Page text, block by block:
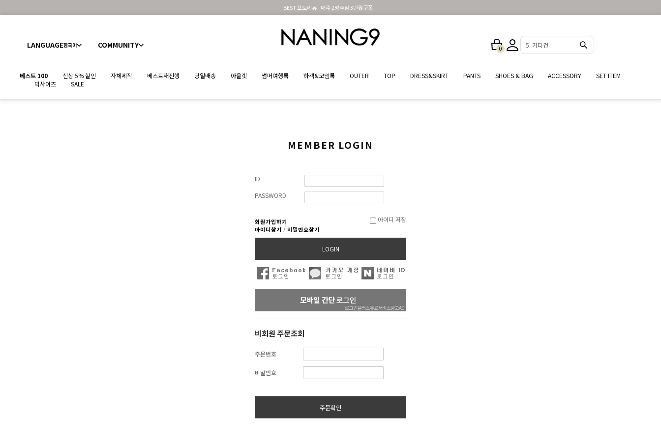
BEST 포토리뷰 - 매주 2명추첨 3만원쿠폰
LANGUAGE한국어 COMMUNITY 0 5. 가디건
베스트 100 신상 5% 할인 자체제작 베스트재진행 당일배송 아울렛 썸머여행룩 하객&모임룩 OUTER TOP DRESS&SKIRT PANTS SHOES & BAG ACCESSORY
SET ITEM
빅사이즈
SALE
MEMBER LOGIN
ID
PASSWORD
회원가입하기
아이디찾기 / 비밀번호찾기
아이디 저장
LOGIN
비회원 주문조회
주문번호
비밀번호
주문확인